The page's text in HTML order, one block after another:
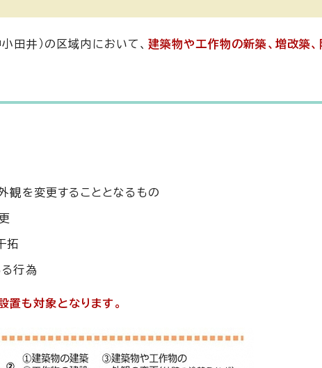
田井）の区域内において、 建築物や工作物の新築、増改築
観を変更することとなるもの
拓
行為
も対象となります。